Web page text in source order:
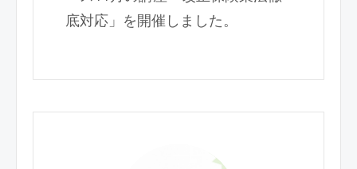
底対応」を開催しました。